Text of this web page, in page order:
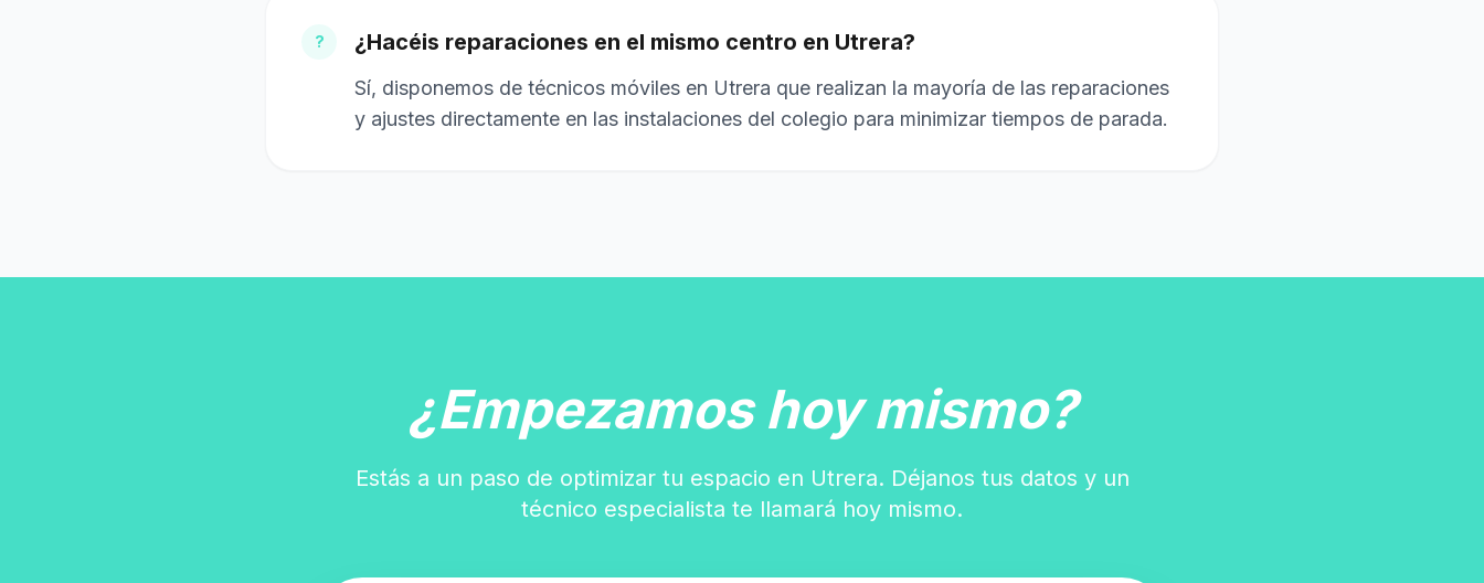
? ¿Hacéis reparaciones en el mismo centro en Utrera?
Sí, disponemos de técnicos móviles en Utrera que realizan la mayoría de las reparaciones
y ajustes directamente en las instalaciones del colegio para minimizar tiempos de parada.
¿Empezamos hoy mismo?
Estás a un paso de optimizar tu espacio en Utrera. Déjanos tus datos y un
técnico especialista te llamará hoy mismo.